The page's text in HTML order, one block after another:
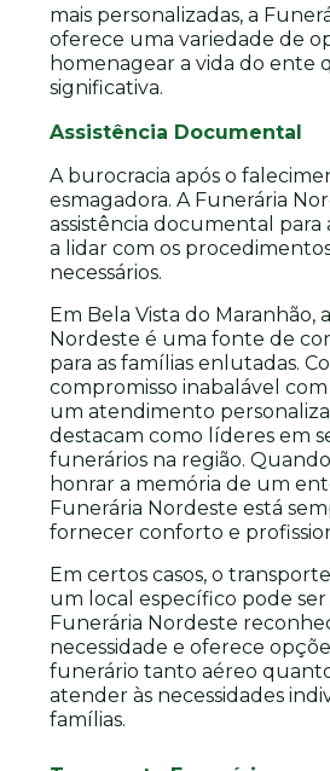
mais personalizadas, a
oferece uma variedade de
homenagear a vida do ente
significativa.
Assistência Documental
A burocracia após o
esmagadora. A Funerária
assistência documental para
a lidar com os
necessários.
Em Bela Vista do Maranhão,
Nordeste é uma fonte de
para as famílias enlutadas.
compromisso inabalável
um atendimento
destacam como líderes em
funerários na região.
honrar a memória de um
Funerária Nordeste está
fornecer conforto e
Em certos casos, o
um local específico pode ser
Funerária Nordeste
necessidade e oferece
funerário tanto aéreo
atender às necessidades
famílias.